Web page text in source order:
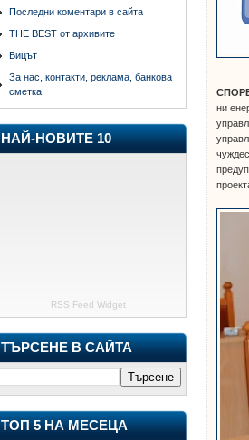
Последни коментари в сайта
THE BEST от архивите
Вицът
За нас, контакти, реклама, банкова
сметка
НАЙ-НОВИТЕ 10
RSS Feed Widget
ТЪРСЕНЕ В САЙТА
ТОП 5 НА МЕСЕЦА
ни